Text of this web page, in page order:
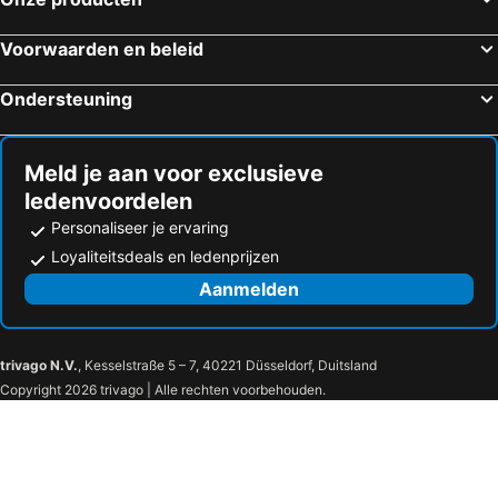
Hotels in Hattenville
Hotels in Grèges
Hotels in Arques-la-Bataille
Voorwaarden en beleid
Ondersteuning
Meld je aan voor exclusieve
ledenvoordelen
Personaliseer je ervaring
Loyaliteitsdeals en ledenprijzen
Aanmelden
trivago N.V., Kesselstraße 5 – 7, 40221 Düsseldorf, Duitsland
Copyright 2026 trivago | Alle rechten voorbehouden.